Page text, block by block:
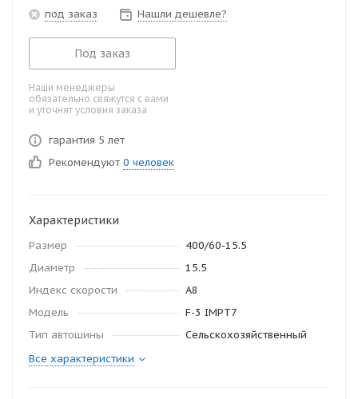
под заказ Нашли дешевле?
Под заказ
Наши менеджеры
обязательно свяжутся с вами
и уточнят условия заказа
гарантия 5 лет
Рекомендуют 0 человек
Характеристики
Размер
400/60-15.5
Диаметр
15.5
Индекс скорости
A8
Модель
F-3 IMPT7
Тип автошины
Сельскохозяйственный
Все характеристики